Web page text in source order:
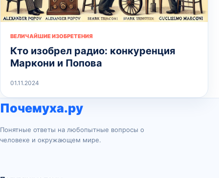
ВЕЛИЧАЙШИЕ ИЗОБРЕТЕНИЯ
Кто изобрел радио: конкуренция
Маркони и Попова
01.11.2024
Почемуха.ру
Понятные ответы на любопытные вопросы о
человеке и окружающем мире.